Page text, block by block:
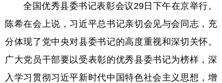
全国优秀县委书记表彰会议29日下午在京举行。
陈希在会上说，习近平总书记亲切会见与会同志，充
分体现了党中央对县委书记的高度重视和深切关怀。
广大党员干部要以受表彰的优秀县委书记为榜样，深
入学习贯彻习近平新时代中国特色社会主义思想，增